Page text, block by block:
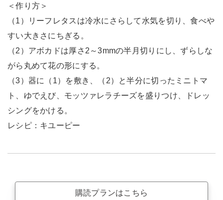
＜作り方＞
（1）リーフレタスは冷水にさらして水気を切り、食べや
すい大きさにちぎる。
（2）アボカドは厚さ2～3mmの半月切りにし、ずらしな
がら丸めて花の形にする。
（3）器に（1）を敷き、（2）と半分に切ったミニトマ
ト、ゆでえび、モッツァレラチーズを盛りつけ、ドレッ
シングをかける。
レシピ：キユーピー
購読プランはこちら